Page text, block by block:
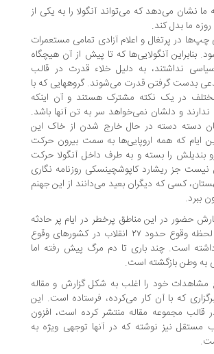
می‌دهد که می‌تواند آنگولا را به یکی از
بدل کند.
پرتغال و اعلام آزادی تمامی مستعمرات
آنگولایی‌ها که تا پیش از آن هیچگاه
به دلیل خلاء قدرت در قالب
گرفتن قدرت می‌شوند. گروههایی که با
یک نکته مشترک هستند و آن اینکه
و دلشان نمی‌خواهد سر به تن آنها باشد.
دسته در حال خارج شدن از خاک این
همه اروپایی‌ها به سمت بیرون حرکت
را بسته و به طرف داخل آنگولا حرکت
ریشارد کاپوشچینسکی روزنامه نگاری
کسی که دیگران بعید می‌دانند از این جهنم
در این مناطق پرخطر در ایام پر حادثه
است. مردی که در لحظه وقوع حدود ۲۷ انقلاب در کشورهای وقوع
است. چند باری تا دم مرگ پیش رفته اما
بازگشته است.
خود را اغلب به شکل گزارش و مقاله
که با آن کار می‌کرده، فرستاده است. این
مجموعه مقاله منتشر کرده است، افزون
نیز نوشته که در آنها توجهی ویژه به